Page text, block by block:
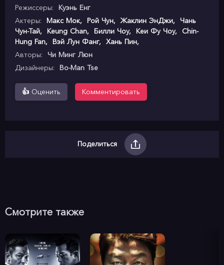
Режиссеры:
Куэнь Енг
Актеры:
Макс Мок, Рой Чун, Жаклин ЭнДжи,
Чань
Чун-Тай, Keung Chan, Билли Чоу, Кеи Фу Чоу,
Chin-
Hung Fan, Вэй Лун Фанг, Хань Пин,
Авторы:
Чи Минг Люн
Дизайнеры:
Bo-Man Tse
👍 Оценить Комментировать
Поделиться
Смотрите также